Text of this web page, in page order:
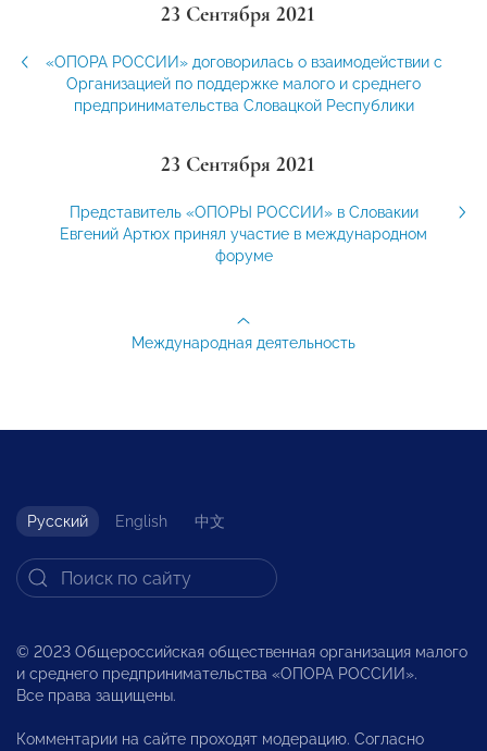
23 Сентября 2021
«ОПОРА РОССИИ» договорилась о взаимодействии с
Организацией по поддержке малого и среднего
предпринимательства Словацкой Республики
23 Сентября 2021
Представитель «ОПОРЫ РОССИИ» в Словакии
Евгений Артюх принял участие в международном
форуме
Международная деятельность
Русский English 中文
© 2023 Общероссийская общественная организация малого
и среднего предпринимательства «ОПОРА РОССИИ».
Все права защищены.
Комментарии на сайте проходят модерацию. Согласно